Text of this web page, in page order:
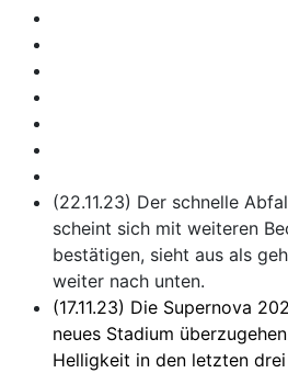
(22.11.23) Der schnelle
scheint sich mit weiteren
bestätigen, sieht aus als
weiter nach unten.
(17.11.23) Die Supernova
neues Stadium
Helligkeit in den letzten